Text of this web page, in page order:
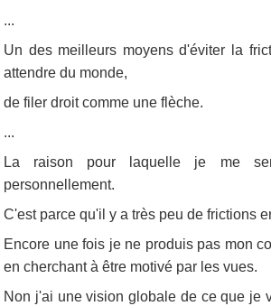
...
Un des meilleurs moyens d'éviter la
attendre du monde,
de filer droit comme une flèche.
...
La raison pour laquelle je me
personnellement.
C'est parce qu'il y a très peu de frictions
Encore une fois je ne produis pas mon
en cherchant à être motivé par les vues.
Non j'ai une vision globale de ce que je